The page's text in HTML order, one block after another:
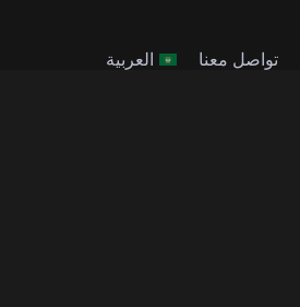
تواصل معنا
العربية